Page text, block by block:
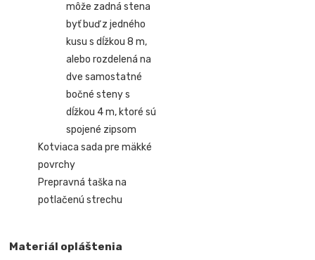
môže zadná stena
byť buď z jedného
kusu s dĺžkou 8 m,
alebo rozdelená na
dve samostatné
bočné steny s
dĺžkou 4 m, ktoré sú
spojené zipsom
Kotviaca sada pre mäkké
povrchy
Prepravná taška na
potlačenú strechu
Materiál opláštenia